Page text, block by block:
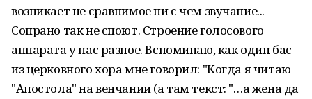
возникает не сравнимое ни с чем звучание...
Сопрано так не споют. Строение голосового
аппарата у нас разное. Вспоминаю, как один бас
из церковного хора мне говорил: "Когда я читаю
"Апостола" на венчании (а там текст: "…а жена да